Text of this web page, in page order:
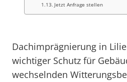
Jetzt Anfrage stellen
Dachimprägnierung in
wichtiger Schutz für
wechselnden